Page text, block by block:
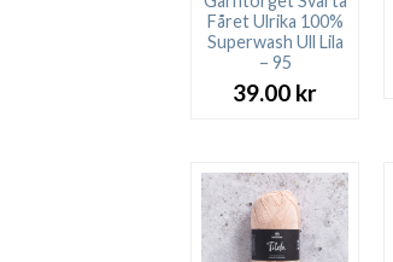
Fåret Ulrika 100%
Superwash Ull Lila
– 95
39.00 kr